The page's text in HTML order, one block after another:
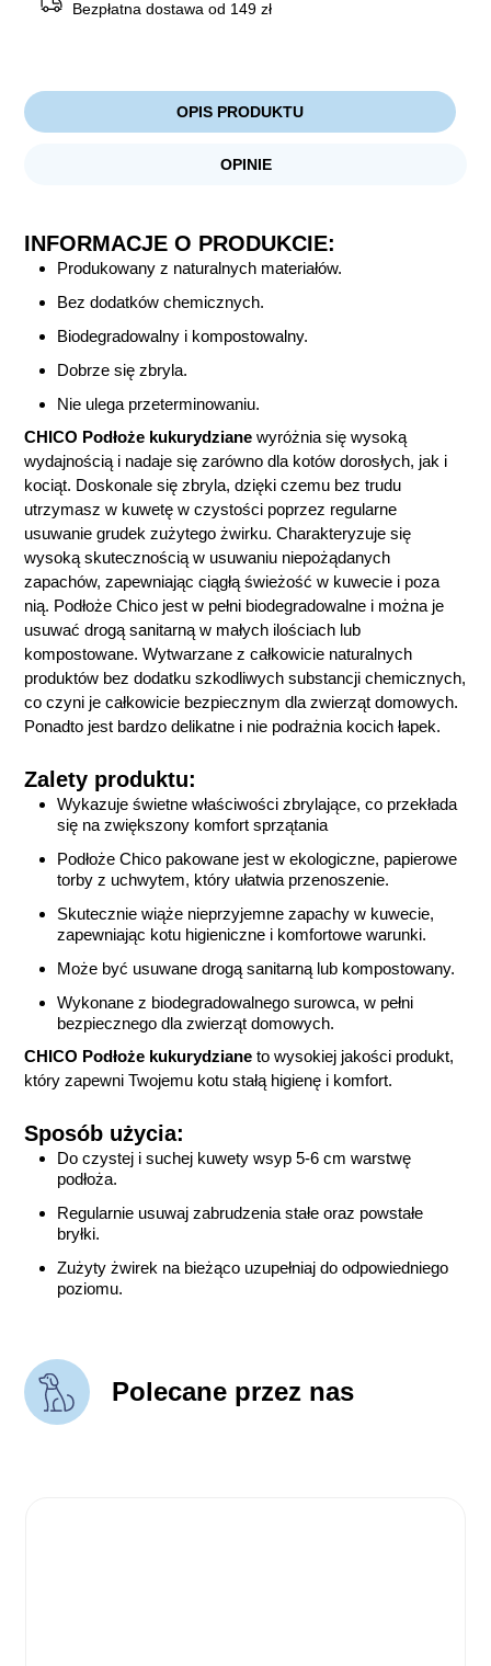
Bezpłatna dostawa od 149 zł
OPIS PRODUKTU
OPINIE
INFORMACJE O PRODUKCIE:
Produkowany z naturalnych materiałów.
Bez dodatków chemicznych.
Biodegradowalny i kompostowalny.
Dobrze się zbryla.
Nie ulega przeterminowaniu.
CHICO Podłoże kukurydziane wyróżnia się wysoką
wydajnością i nadaje się zarówno dla kotów dorosłych, jak i
kociąt. Doskonale się zbryla, dzięki czemu bez trudu
utrzymasz w kuwetę w czystości poprzez regularne
usuwanie grudek zużytego żwirku. Charakteryzuje się
wysoką skutecznością w usuwaniu niepożądanych
zapachów, zapewniając ciągłą świeżość w kuwecie i poza
nią. Podłoże Chico jest w pełni biodegradowalne i można je
usuwać drogą sanitarną w małych ilościach lub
kompostowane. Wytwarzane z całkowicie naturalnych
produktów bez dodatku szkodliwych substancji chemicznych,
co czyni je całkowicie bezpiecznym dla zwierząt domowych.
Ponadto jest bardzo delikatne i nie podrażnia kocich łapek.
Zalety produktu:
Wykazuje świetne właściwości zbrylające, co przekłada
się na zwiększony komfort sprzątania
Podłoże Chico pakowane jest w ekologiczne, papierowe
torby z uchwytem, który ułatwia przenoszenie.
Skutecznie wiąże nieprzyjemne zapachy w kuwecie,
zapewniając kotu higieniczne i komfortowe warunki.
Może być usuwane drogą sanitarną lub kompostowany.
Wykonane z biodegradowalnego surowca, w pełni
bezpiecznego dla zwierząt domowych.
CHICO Podłoże kukurydziane to wysokiej jakości produkt,
który zapewni Twojemu kotu stałą higienę i komfort.
Sposób użycia:
Do czystej i suchej kuwety wsyp 5-6 cm warstwę
podłoża.
Regularnie usuwaj zabrudzenia stałe oraz powstałe
bryłki.
Zużyty żwirek na bieżąco uzupełniaj do odpowiedniego
poziomu.
Polecane przez nas